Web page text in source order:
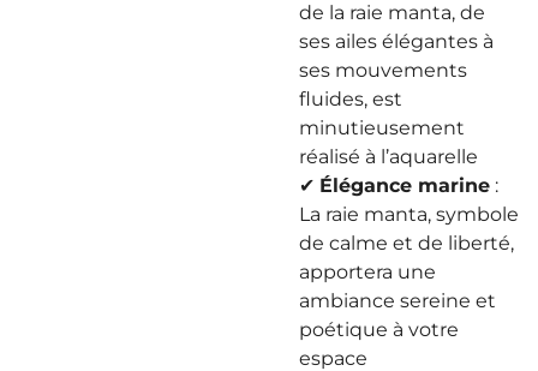
de la raie manta, de
ses ailes élégantes à
ses mouvements
fluides, est
minutieusement
réalisé à l’aquarelle
✔ Élégance marine :
La raie manta, symbole
de calme et de liberté,
apportera une
ambiance sereine et
poétique à votre
espace